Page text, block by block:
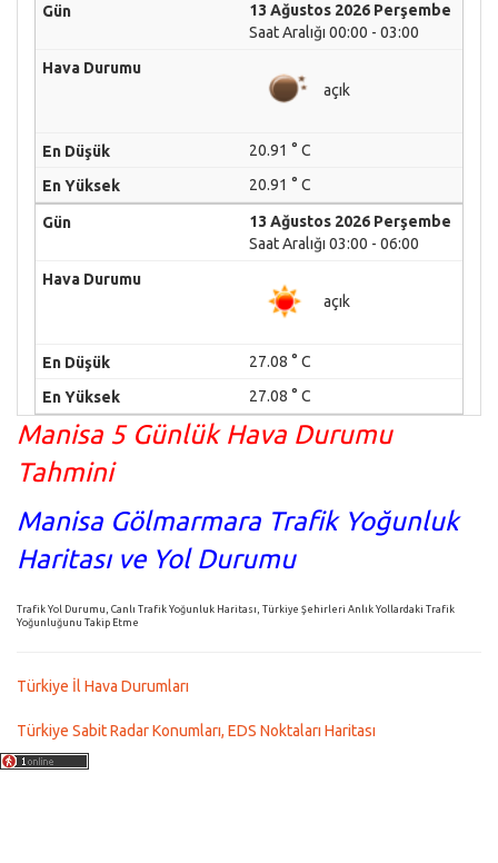
13 Ağustos 2026 Perşembe
Saat Aralığı 00:00 - 03:00
açık
20.91 ° C
20.91 ° C
13 Ağustos 2026 Perşembe
Saat Aralığı 03:00 - 06:00
açık
27.08 ° C
27.08 ° C
Manisa 5 Günlük Hava Durumu
Tahmini
Manisa Gölmarmara Trafik Yoğunluk
Haritası ve Yol Durumu
Trafik Yol Durumu, Canlı Trafik Yoğunluk Haritası, Türkiye Şehirleri Anlık Yollardaki Trafik
Yoğunluğunu Takip Etme
Türkiye İl Hava Durumları
Türkiye Sabit Radar Konumları, EDS Noktaları Haritası